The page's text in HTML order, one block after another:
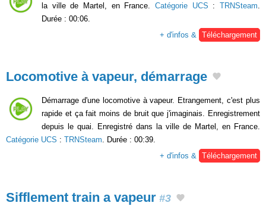
la ville de Martel, en France. Catégorie UCS :TRNSteam
Durée : 00:06.
+ d'infos &
Téléchargement
Locomotive à vapeur, démarrage
Démarrage d'une locomotive à vapeur. Etrangement, c'est plus
rapide et ça fait moins de bruit que j'imaginais. Enregistrement
depuis le quai. Enregistré dans la ville de Martel, en France.
Catégorie UCS : TRNSteam. Durée : 00:39.
+ d'infos & Téléchargement
Sifflement train a vapeur #3